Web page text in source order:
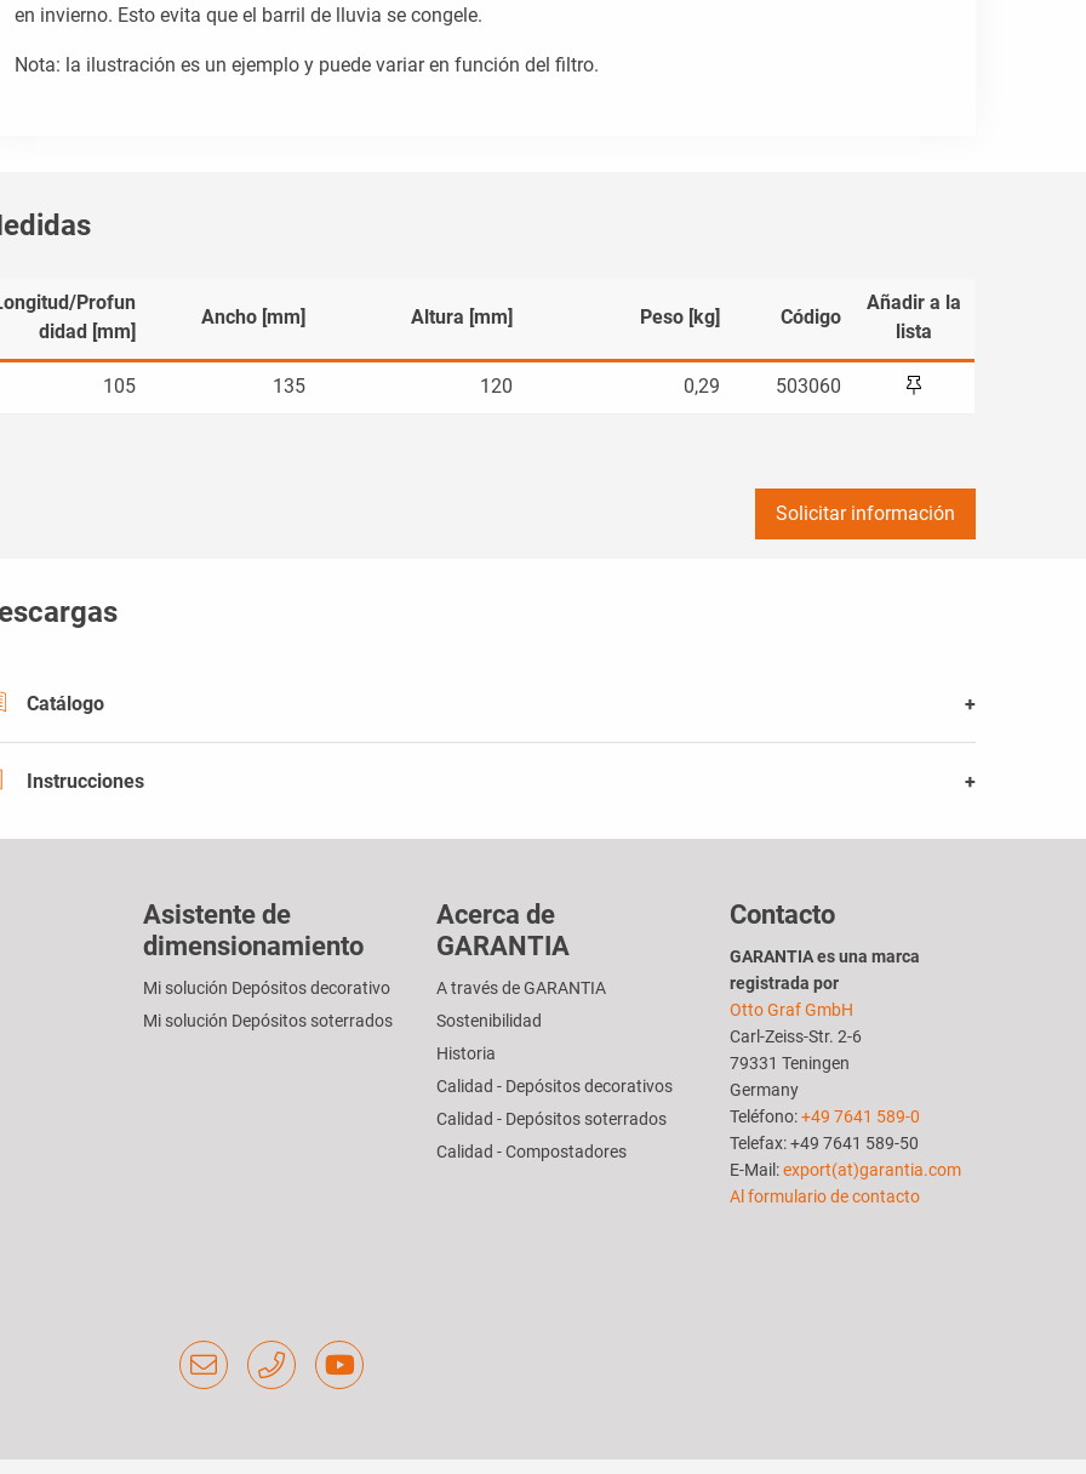
en invierno. Esto evita que el barril de lluvia se congele.
Nota: la ilustración es un ejemplo y puede variar en función del filtro.
Profun
didad [mm]
Código
Añadir a la
lista
105 503060
Ancho [mm] Altura [mm] Peso [kg]
135 120 0,29
Solicitar información
Catálogo
Instrucciones
Asistente de
dimensionamiento
Mi solución Depósitos decorativo
Mi solución Depósitos soterrados
Acerca de
GARANTIA
A través de GARANTIA
Sostenibilidad
Historia
Calidad - Depósitos decorativos
Calidad - Depósitos soterrados
Calidad - Compostadores
Contacto
GARANTIA es una marca
registrada por
Otto Graf GmbH
Carl-Zeiss-Str. 2-6
79331 Teningen
Germany
Teléfono:+49 7641 589-0
Telefax: +49 7641 589-50
E-Mail:export(at)garantia.com
Al formulario de contacto